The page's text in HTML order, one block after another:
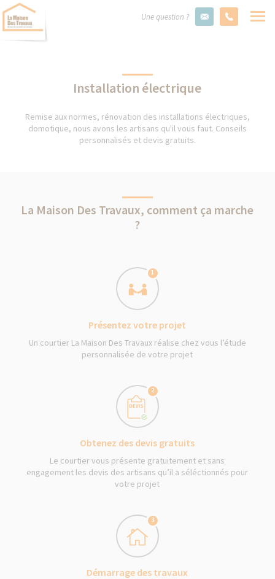
Une question ?
Installation électrique
Remise aux normes, rénovation des installations électriques,
domotique, nous avons les artisans qu'il vous faut. Conseils
personnalisés et devis gratuits.
La Maison Des Travaux, comment ça marche
?
1
Présentez votre projet
Un courtier La Maison Des Travaux réalise chez vous l’étude
personnalisée de votre projet
2
Obtenez des devis gratuits
Le courtier vous présente gratuitement et sans
engagement les devis des artisans qu’il a séléctionnés pour
votre projet
3
Démarrage des travaux